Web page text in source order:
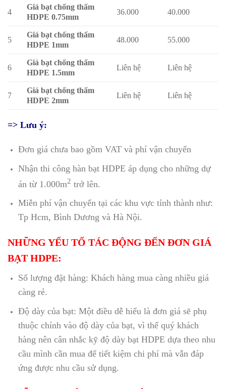
4
Giá bạt chống thấm
HDPE 0.75mm
36.000 40.000
5
Giá bạt chống thấm
HDPE 1mm
48.000 55.000
6
Giá bạt chống thấm
HDPE 1.5mm
Liên hệ Liên hệ
7
Giá bạt chống thấm
HDPE 2mm
Liên hệ Liên hệ
=> Lưu ý:
Đơn giá chưa bao gồm VAT và phí vận chuyển
Nhận thi công hàn bạt HDPE áp dụng cho những dự
án từ 1.000m2 trở lên.
Miễn phí vận chuyển tại các khu vực tỉnh thành như:
Tp Hcm, Bình Dương và Hà Nội.
NHỮNG YẾU TỐ TÁC ĐỘNG ĐẾN ĐƠN GIÁ
BẠT HDPE:
Số lượng đặt hàng: Khách hàng mua càng nhiều giá
càng rẻ.
Độ dày của bạt: Một điều dễ hiểu là đơn giá sẽ phụ
thuộc chính vào độ dày của bạt, vì thế quý khách
hàng nên cân nhắc kỹ độ dày bạt HDPE dựa theo nhu
cầu mình cần mua để tiết kiệm chi phí mà vẫn đáp
ứng được nhu cầu sử dụng.